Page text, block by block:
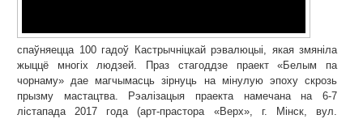
спаўняецца 100 гадоў Кастрычніцкай рэвалюцыі, якая змяніла
жыццё многіх людзей. Праз стагоддзе праект «Белым па
чорнаму» дае магчымасць зірнуць на мінулую эпоху скрозь
прызму мастацтва. Рэалізацыя праекта намечана на 6-7
лістапада 2017 года (арт-прастора «Верх», г. Мінск, вул.